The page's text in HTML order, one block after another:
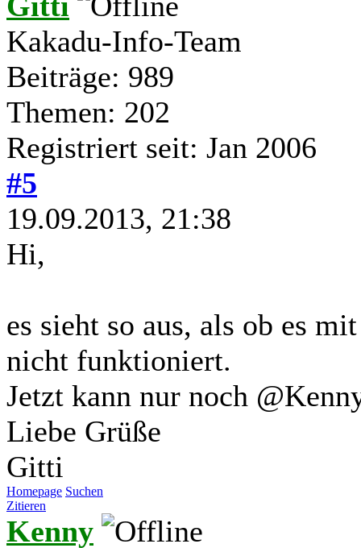
Kakadu-Info-Team
Beiträge: 989
Themen: 202
Registriert seit: Jan 2006
#5
19.09.2013, 21:38
Hi,
es sieht so aus, als ob es
nicht funktioniert.
Jetzt kann nur noch
Liebe Grüße
Gitti
Homepage Suchen
Zitieren
Kenny